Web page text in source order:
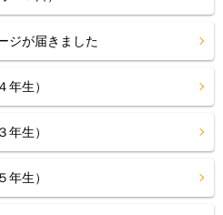
ジが届きました
年生）
年生）
年生）